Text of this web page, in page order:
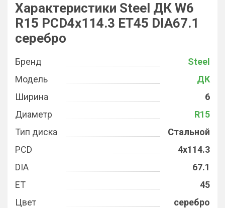
Характеристики Steel ДК W6
R15 PCD4x114.3 ET45 DIA67.1
серебро
Бренд
Steel
Модель
ДК
Ширина
6
Диаметр
R15
Тип диска
Стальной
PCD
4x114.3
DIA
67.1
ET
45
Цвет
серебро